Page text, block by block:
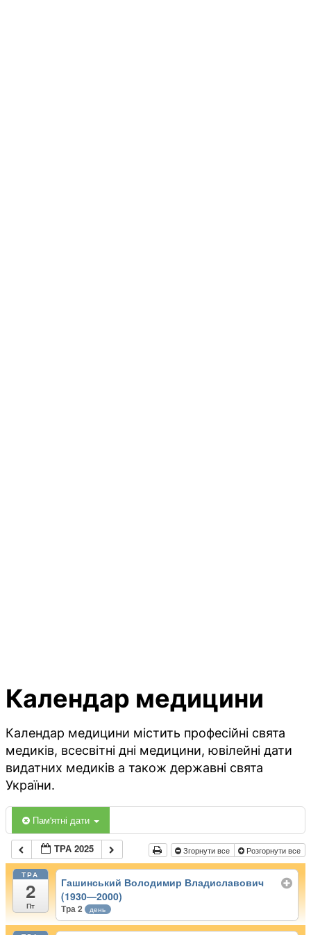
Календар медицини
Календар медицини містить професійні свята
медиків, всесвітні дні медицини, ювілейні дати
видатних медиків а також державні свята
України.
Пам'ятні дати
ТРА 2025 Згорнути все Розгорнути все
ТРА
2
Пт
Гашинський Володимир Владиславович
(1930—2000)
Тра 2 день